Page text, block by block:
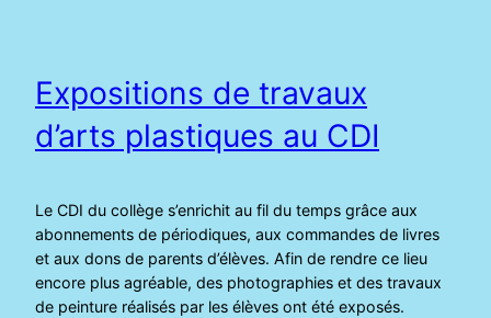
Expositions de travaux
d’arts plastiques au CDI
Le CDI du collège s’enrichit au fil du temps grâce aux
abonnements de périodiques, aux commandes de livres
et aux dons de parents d’élèves. Afin de rendre ce lieu
encore plus agréable, des photographies et des travaux
de peinture réalisés par les élèves ont été exposés.